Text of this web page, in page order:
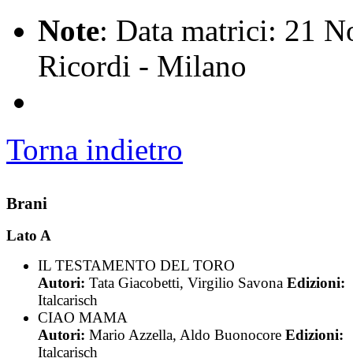
Note: Data matrici: 21
Ricordi - Milano
Torna indietro
Brani
Lato A
IL TESTAMENTO DEL TORO
Autori: Tata Giacobetti, Virgilio Savona Edizioni:
Italcarisch
CIAO MAMA
Autori: Mario Azzella, Aldo Buonocore Edizioni:
Italcarisch